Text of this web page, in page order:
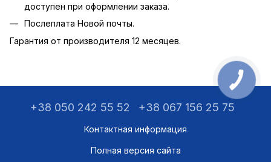
доступен при оформлении заказа.
Послеплата Новой почты.
Гарантия от производителя 12 месяцев.
+38 050 242 55 52 +38 067 156 25 75
Контактная информация
Полная версия сайта